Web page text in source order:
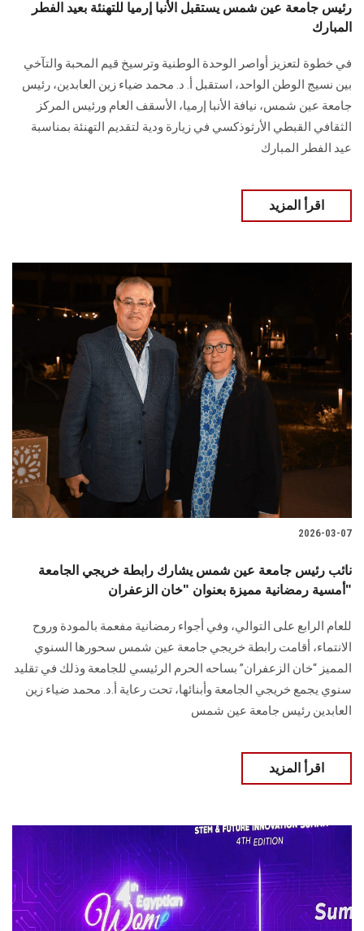
الزائـرون
سجل الان
رئيس جامعة عين شمس يستقبل الأنبا إرميا للتهنئة بعيد الفطر
المبارك
في خطوة لتعزيز أواصر الوحدة الوطنية وترسيخ قيم المحبة والتآخي
بين نسيج الوطن الواحد، استقبل أ. د. محمد ضياء زين العابدين، رئيس
جامعة عين شمس، نيافة الأنبا إرميا، الأسقف العام ورئيس المركز
الثقافي القبطي الأرثوذكسي في زيارة ودية لتقديم التهنئة بمناسبة
عيد الفطر المبارك
اقرأ المزيد
2026-03-07
نائب رئيس جامعة عين شمس يشارك رابطة خريجي الجامعة
أمسية رمضانية مميزة بعنوان "خان الزعفران"
للعام الرابع على التوالي، وفي أجواء رمضانية مفعمة بالمودة وروح
الانتماء، أقامت رابطة خريجي جامعة عين شمس سحورها السنوي
المميز “خان الزعفران” بساحه الحرم الرئيسي للجامعة وذلك في تقليد
سنوي يجمع خريجي الجامعة وأبنائها، تحت رعاية أ.د. محمد ضياء زين
العابدين رئيس جامعة عين شمس
اقرأ المزيد